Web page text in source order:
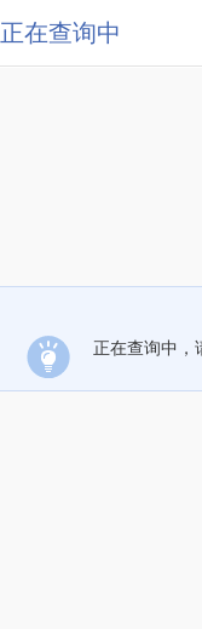
正在查询中
正在查询中，